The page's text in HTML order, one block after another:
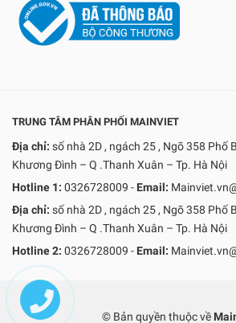
TRUNG TÂM PHÂN PHỐI MAINVIET
Địa chỉ: số nhà 2D , ngách 25 , Ngõ 358 Phố
Khương Đình – Q .Thanh Xuân – Tp. Hà Nội
Hotline 1: 0326728009 - Email:
Địa chỉ: số nhà 2D , ngách 25 , Ngõ 358 Phố
Khương Đình – Q .Thanh Xuân – Tp. Hà Nội
Hotline 2: 0326728009 - Email:
© Bản quyền thuộc về